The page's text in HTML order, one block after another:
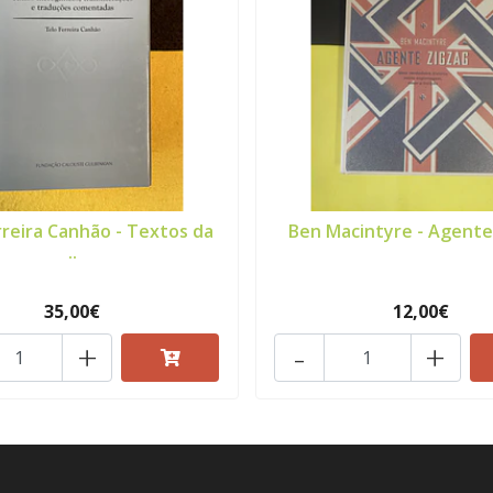
Canhão - Textos da
..
35,00€
+
Ben Macintyre -
12,00€
+
-